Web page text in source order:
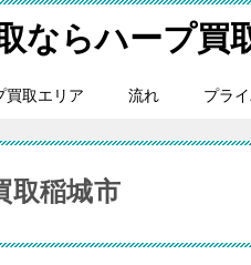
ならハープ買
買取エリア 流れ プラ
取稲城市